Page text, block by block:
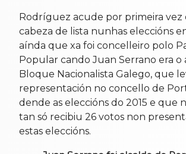
Rodríguez acude por primeira vez
cabeza de lista nunhas eleccións
aínda que xa foi concelleiro polo
Popular cando Juan Serrano era o
Bloque Nacionalista Galego, que
representación no concello de
dende as eleccións do 2015 e que
tan só recibiu 26 votos non
estas eleccións.